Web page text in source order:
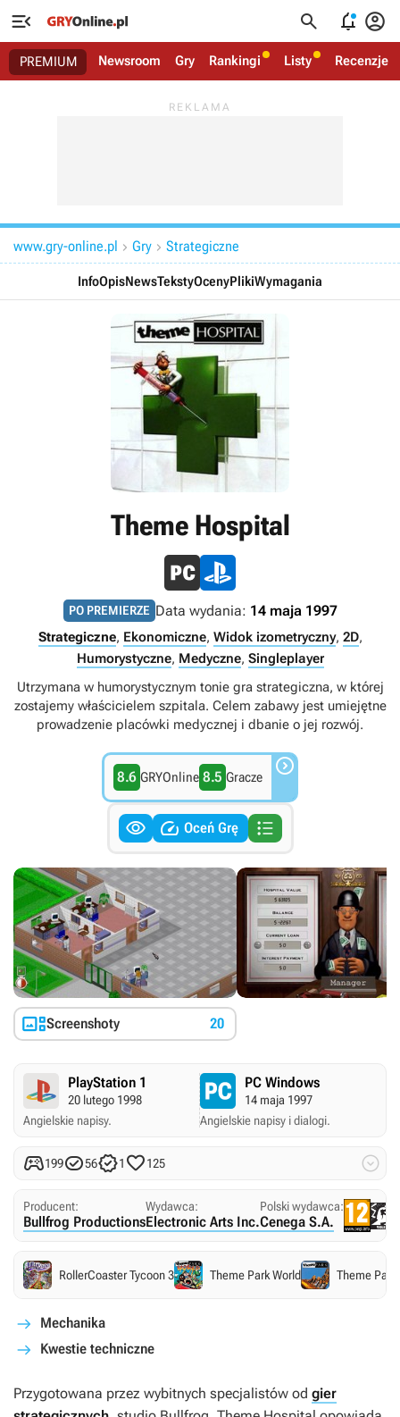
   
PREMIUM Newsroom Gry Rankingi Listy Recenzje
www.gry-online.pl  Gry  Strategiczne
InfoOpisNewsTekstyOcenyPlikiWymagania
Theme Hospital
PO PREMIERZE Data wydania: 14 maja 1997
Strategiczne, Ekonomiczne, Widok izometryczny, 2D,
Humorystyczne, Medyczne, Singleplayer
Utrzymana w humorystycznym tonie gra strategiczna, w której
zostajemy właścicielem szpitala. Celem zabawy jest umiejętne
prowadzenie placówki medycznej i dbanie o jej rozwój.
8.6 GRYOnline 8.5 Gracze 
  Oceń Grę 
Screenshoty 20
PlayStation 1
20 lutego 1998
Angielskie napisy.
PC Windows
14 maja 1997
Angielskie napisy i dialogi.
199561 125 
Producent:
Bullfrog Productions
Wydawca:
Electronic Arts Inc.
Polski wydawca:
Cenega S.A.
RollerCoaster Tycoon 3 Theme Park World Theme Park
Mechanika
Kwestie techniczne
Przygotowana przez wybitnych specjalistów od gier